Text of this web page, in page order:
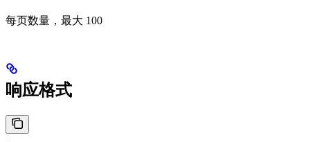
每页数量，最大 100
响应格式